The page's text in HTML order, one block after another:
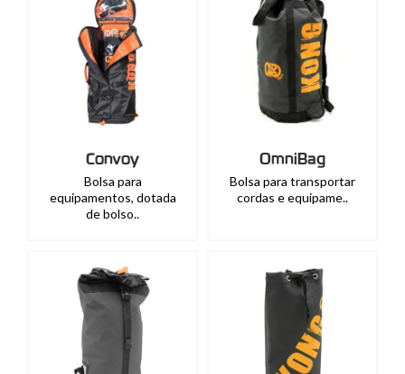
Convoy
Bolsa para
equipamentos, dotada
de bolso..
OmniBag
Bolsa para transportar
cordas e equipame..